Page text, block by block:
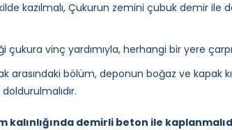
kazılmalı, Çukurun zemini çubuk demir ile
çukura vinç yardımıyla, herhangi bir yere
arasındaki bölüm, deponun boğaz ve kapak
kalınlığında demirli beton ile